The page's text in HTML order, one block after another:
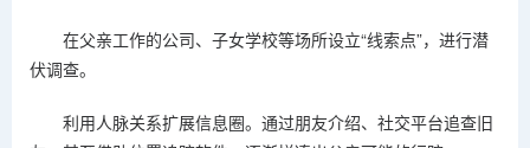
在父亲工作的公司、子女学校等场所设立“线索点”，进行潜
伏调查。
利用人脉关系扩展信息圈。通过朋友介绍、社交平台追查旧